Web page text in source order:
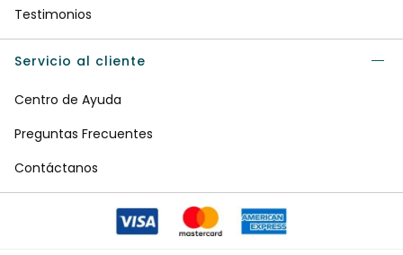
Testimonios
Servicio al cliente
Centro de Ayuda
Preguntas Frecuentes
Contáctanos